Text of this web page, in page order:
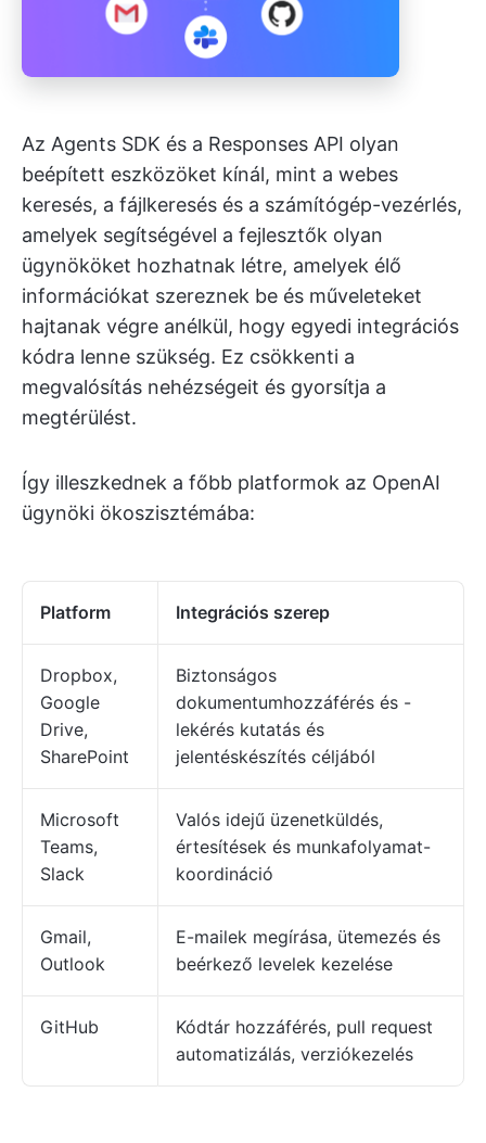
Az Agents SDK és a Responses API olyan
beépített eszközöket kínál, mint a webes
keresés, a fájlkeresés és a számítógép-vezérlés,
amelyek segítségével a fejlesztők olyan
ügynököket hozhatnak létre, amelyek élő
információkat szereznek be és műveleteket
hajtanak végre anélkül, hogy egyedi integrációs
kódra lenne szükség. Ez csökkenti a
megvalósítás nehézségeit és gyorsítja a
megtérülést.
Így illeszkednek a főbb platformok az OpenAI
ügynöki ökoszisztémába:
Platform Integrációs szerep
Dropbox,
Google
Drive,
SharePoint
Biztonságos
dokumentumhozzáférés és -
lekérés kutatás és
jelentéskészítés céljából
Microsoft
Teams,
Slack
Valós idejű üzenetküldés,
értesítések és munkafolyamat-
koordináció
Gmail,
Outlook
E-mailek megírása, ütemezés és
beérkező levelek kezelése
GitHub
Kódtár hozzáférés, pull request
automatizálás, verziókezelés